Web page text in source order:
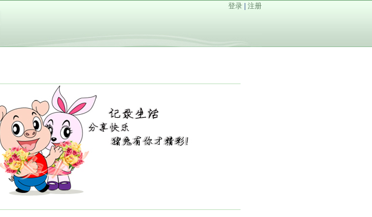
登录 注册